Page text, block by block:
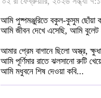
আমি পুষ্পমঞ্জুরিতে বকুল-কুসুম ছোঁয়া
আমি জীবন দেখে এসেছি, আমি বুলেট
আমার প্রেম বাগানে ছিলো অস্ত্র,
আমি পূর্ণিমার রাতে ঝলসানো রুটি
আমি মধুবনে শিষ দেওয়া কবি...